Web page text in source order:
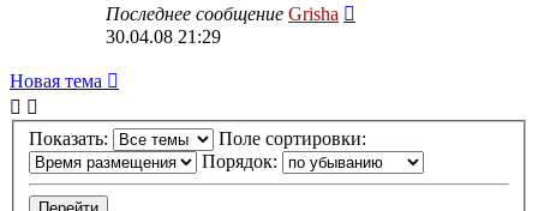
Последнее сообщение Grisha
30.04.08 21:29
Новая тема
Показать:
Поле сортировки:
Порядок: